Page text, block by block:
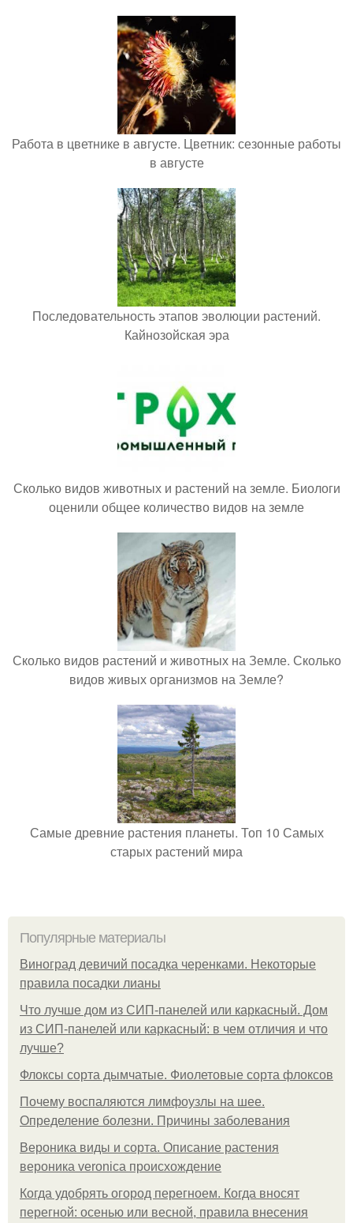
Работа в цветнике в августе. Цветник: сезонные работы
в августе
Последовательность этапов эволюции растений.
Кайнозойская эра
Сколько видов животных и растений на земле. Биологи
оценили общее количество видов на земле
Сколько видов растений и животных на Земле. Сколько
видов живых организмов на Земле?
Самые древние растения планеты. Топ 10 Самых
старых растений мира
Популярные материалы
Виноград девичий посадка черенками. Некоторые
правила посадки лианы
Что лучше дом из СИП-панелей или каркасный. Дом
из СИП-панелей или каркасный: в чем отличия и что
лучше?
Флоксы сорта дымчатые. Фиолетовые сорта флоксов
Почему воспаляются лимфоузлы на шее.
Определение болезни. Причины заболевания
Вероника виды и сорта. Описание растения
вероника veronica происхождение
Когда удобрять огород перегноем. Когда вносят
перегной: осенью или весной, правила внесения